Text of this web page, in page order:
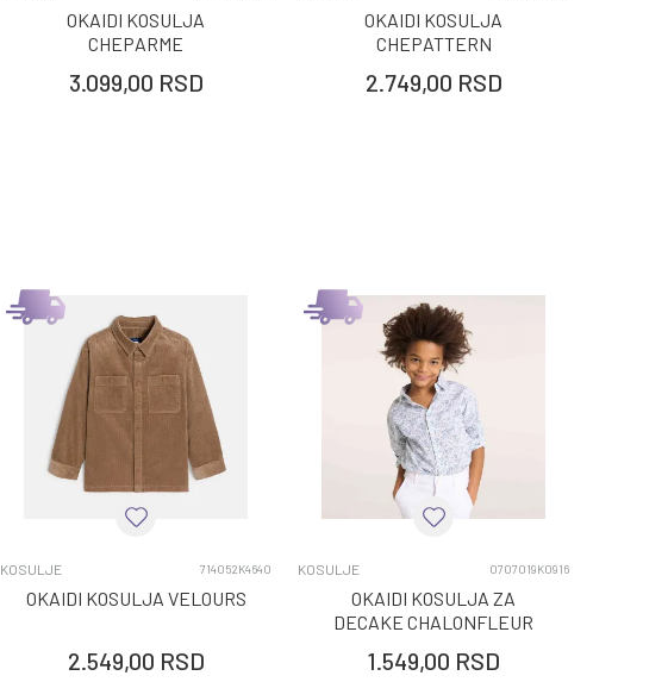
OKAIDI KOSULJA
CHEPARME
3.099,00 RSD
OKAIDI KOSULJA
CHEPATTERN
2.749,00 RSD
KOSULJE 714052K4640
OKAIDI KOSULJA VELOURS
2.549,00 RSD
KOSULJE 0707019K0916
OKAIDI KOSULJA ZA
DECAKE CHALONFLEUR
1.549,00 RSD